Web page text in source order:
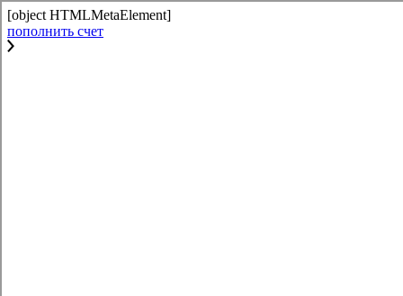
[object HTMLMetaElement]
пополнить счет